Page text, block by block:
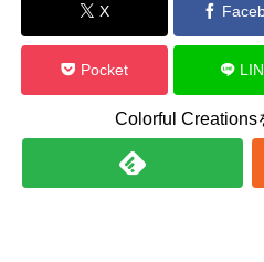
X
Pocket
Colorful Creations